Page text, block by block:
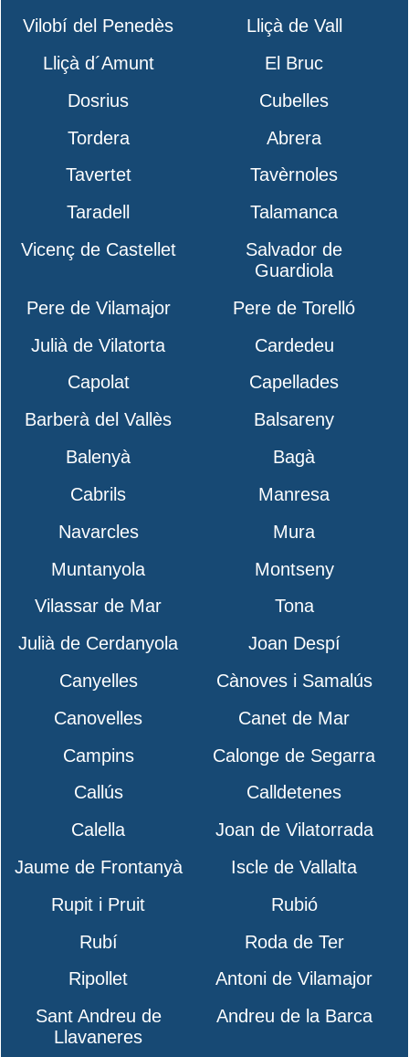
Vilobí del Penedès
Lliçà de Vall
Lliçà d´Amunt
El Bruc
Dosrius
Cubelles
Tordera
Abrera
Tavertet
Tavèrnoles
Taradell
Talamanca
Vicenç de Castellet
Salvador de
Guardiola
Pere de Vilamajor
Pere de Torelló
Julià de Vilatorta
Cardedeu
Capolat
Capellades
Barberà del Vallès
Balsareny
Balenyà
Bagà
Cabrils
Manresa
Navarcles
Mura
Muntanyola
Montseny
Vilassar de Mar
Tona
Julià de Cerdanyola
Joan Despí
Canyelles
Cànoves i Samalús
Canovelles
Canet de Mar
Campins
Calonge de Segarra
Callús
Calldetenes
Calella
Joan de Vilatorrada
Jaume de Frontanyà
Iscle de Vallalta
Rupit i Pruit
Rubió
Rubí
Roda de Ter
Ripollet
Antoni de Vilamajor
Sant Andreu de
Llavaneres
Andreu de la Barca